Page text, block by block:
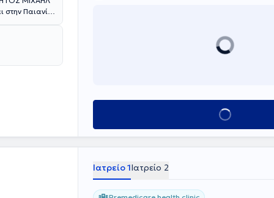
στην Παιανία
STUDI
της
Κλείσε ραντεβού
Ιατρείο 1Ιατρείο 2